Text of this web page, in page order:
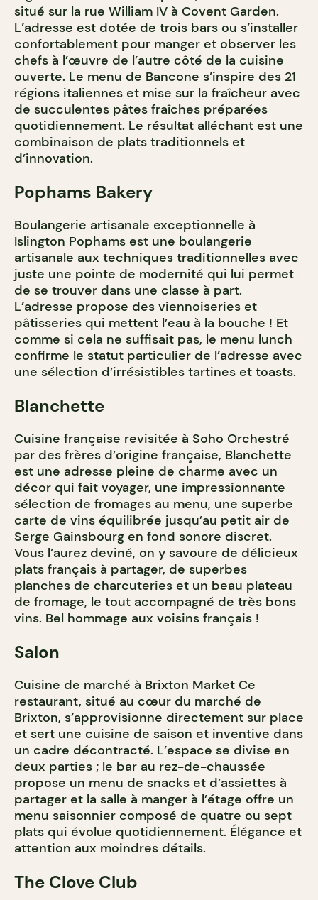
situé sur la rue William IV à Covent Garden.
L’adresse est dotée de trois bars ou s’installer
confortablement pour manger et observer les
chefs à l’œuvre de l’autre côté de la cuisine
ouverte. Le menu de Bancone s’inspire des 21
régions italiennes et mise sur la fraîcheur avec
de succulentes pâtes fraîches préparées
quotidiennement. Le résultat alléchant est une
combinaison de plats traditionnels et
d’innovation.
Pophams Bakery
Boulangerie artisanale exceptionnelle à
Islington Pophams est une boulangerie
artisanale aux techniques traditionnelles avec
juste une pointe de modernité qui lui permet
de se trouver dans une classe à part.
L’adresse propose des viennoiseries et
pâtisseries qui mettent l’eau à la bouche ! Et
comme si cela ne suffisait pas, le menu lunch
confirme le statut particulier de l’adresse avec
une sélection d’irrésistibles tartines et toasts.
Blanchette
Cuisine française revisitée à Soho Orchestré
par des frères d’origine française, Blanchette
est une adresse pleine de charme avec un
décor qui fait voyager, une impressionnante
sélection de fromages au menu, une superbe
carte de vins équilibrée jusqu’au petit air de
Serge Gainsbourg en fond sonore discret.
Vous l’aurez deviné, on y savoure de délicieux
plats français à partager, de superbes
planches de charcuteries et un beau plateau
de fromage, le tout accompagné de très bons
vins. Bel hommage aux voisins français !
Salon
Cuisine de marché à Brixton Market Ce
restaurant, situé au cœur du marché de
Brixton, s’approvisionne directement sur place
et sert une cuisine de saison et inventive dans
un cadre décontracté. L’espace se divise en
deux parties ; le bar au rez-de-chaussée
propose un menu de snacks et d’assiettes à
partager et la salle à manger à l’étage offre un
menu saisonnier composé de quatre ou sept
plats qui évolue quotidiennement. Élégance et
attention aux moindres détails.
The Clove Club